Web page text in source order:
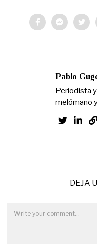
Pablo
Periodista
melómano
DEJA